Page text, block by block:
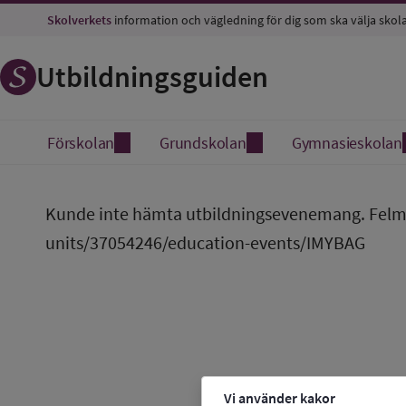
Vi använder kakor
Skolverkets information och vägledning för dig som ska välja
Utbildningsguiden
Förskolan Grundskolan Gymnasieskolan
Kunde inte hämta utbildningsevenemang.
units/37054246/education-events/IMYBAG